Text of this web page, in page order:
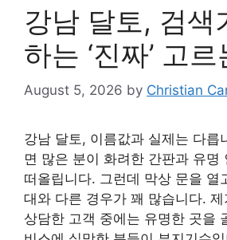
강남 달토, 검색
하는 ‘진짜’ 고르
August 5, 2026 by Christian
강남 달토, 이름값과 실제는 다릅
면 많은 분이 화려한 간판과 유명
떠올립니다. 그런데 막상 문을 열
대와 다른 경우가 꽤 많습니다.
상담한 고객 중에는 유명한 곳을